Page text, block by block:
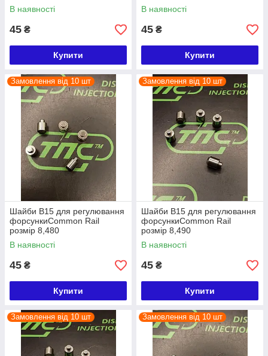
В наявності
45 ₴
Купити
В наявності
45 ₴
Купити
Замовлення від 10 шт
Шайби B15 для регулювання
форсункиCommon Rail
розмір 8,480
В наявності
45 ₴
Купити
Замовлення від 10 шт
Шайби B15 для регулювання
форсункиCommon Rail
розмір 8,490
В наявності
45 ₴
Купити
Замовлення від 10 шт Замовлення від 10 шт